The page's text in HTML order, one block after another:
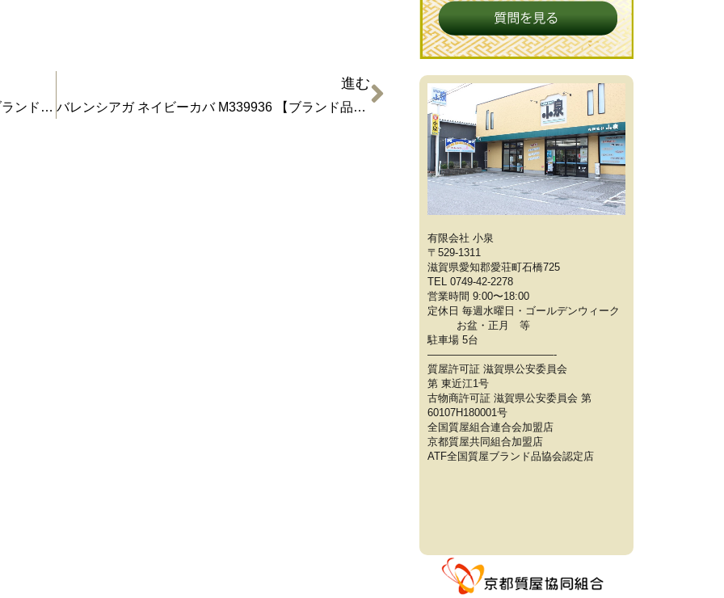
プラダ 迷彩トート ナイロンバッグ 美品 【ブランド品の買取】
進む
バレンシアガ ネイビーカバ M339936 【ブランド品の買取】
有限会社 小泉
〒529-1311
滋賀県愛知郡愛荘町石橋725
TEL 0749-42-2278
営業時間 9:00〜18:00
定休日 毎週水曜日・ゴールデンウィーク
お盆・正月 等
駐車場 5台
————————————-
質屋許可証 滋賀県公安委員会
第 東近江1号
古物商許可証 滋賀県公安委員会 第
60107H180001号
全国質屋組合連合会加盟店
京都質屋共同組合加盟店
ATF全国質屋ブランド品協会認定店